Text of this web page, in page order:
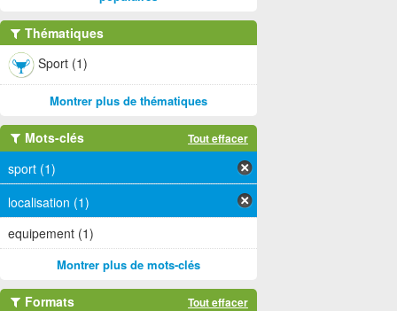
Thématiques
Sport (1)
Montrer plus de thématiques
Mots-clés Tout effacer
sport (1)
localisation (1)
equipement (1)
Montrer plus de mots-clés
Formats Tout effacer